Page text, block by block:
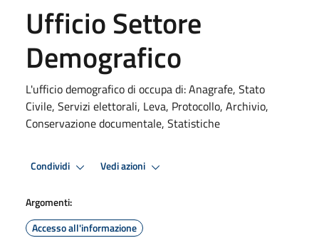
Ufficio Settore
Demografico
L'ufficio demografico di occupa di: Anagrafe, Stato
Civile, Servizi elettorali, Leva, Protocollo, Archivio,
Conservazione documentale, Statistiche
Condividi Vedi azioni
Argomenti:
Accesso all'informazione